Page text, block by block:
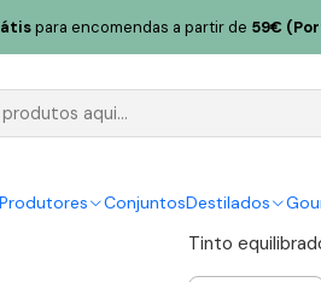
Produtores ConjuntosDestilados
para encomendas a partir de 59€
Tinta Roriz 2016 Douro Tinto 75cl
|
Tinto